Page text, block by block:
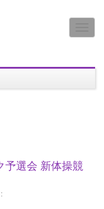
予選会 新体操競